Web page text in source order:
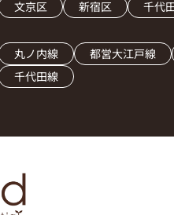
文京区 新宿区 千代
丸ノ内線 都営大江戸線
千代田線